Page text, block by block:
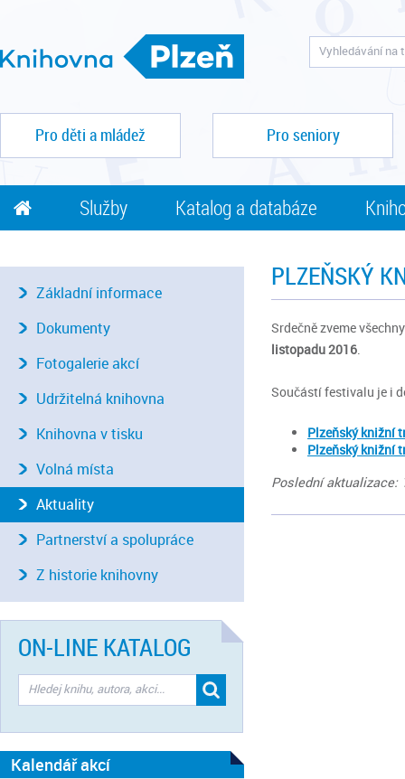
Pro děti a mládež Pro seniory
Služby Katalog a databáze
PLZEŇSKÝ
Srdečně zveme
listopadu 2016.
Součástí festivalu je i
Plzeňský knižní
Plzeňský knižní
Poslední aktualizace:
Základní informace
Dokumenty
Fotogalerie akcí
Udržitelná knihovna
Knihovna v tisku
Volná místa
Aktuality
Partnerství a spolupráce
Z historie knihovny
ON-LINE KATALOG
Kalendář akcí